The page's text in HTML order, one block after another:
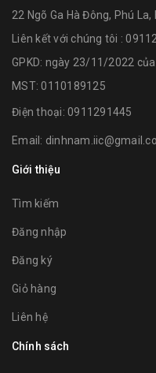
22 Ngõ Ga Hà Đông, Phú La,
Liên kết với chúng tôi :
GPKD: ngày 23/11/2022 của
MST: 0110189125
Điện thoại: 0911291445
Email:
Giới thiệu
Tìm kiếm
Đăng nhập
Đăng ký
Giỏ hàng
Liên hệ
Chính sách